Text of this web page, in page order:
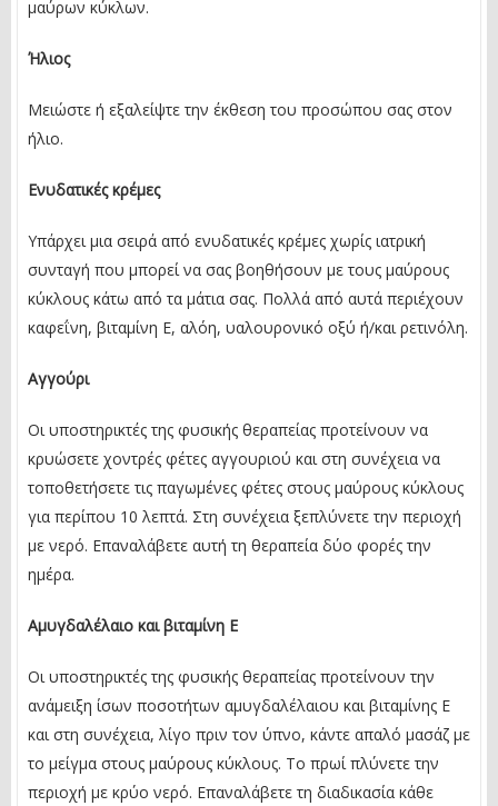
μαύρων κύκλων.
Ήλιος
Μειώστε ή εξαλείψτε την έκθεση του προσώπου σας στον
ήλιο.
Ενυδατικές κρέμες
Υπάρχει μια σειρά από ενυδατικές κρέμες χωρίς ιατρική
συνταγή που μπορεί να σας βοηθήσουν με τους μαύρους
κύκλους κάτω από τα μάτια σας. Πολλά από αυτά περιέχουν
καφεΐνη, βιταμίνη Ε, αλόη, υαλουρονικό οξύ ή/και ρετινόλη.
Αγγούρι
Οι υποστηρικτές της φυσικής θεραπείας προτείνουν να
κρυώσετε χοντρές φέτες αγγουριού και στη συνέχεια να
τοποθετήσετε τις παγωμένες φέτες στους μαύρους κύκλους
για περίπου 10 λεπτά. Στη συνέχεια ξεπλύνετε την περιοχή
με νερό. Επαναλάβετε αυτή τη θεραπεία δύο φορές την
ημέρα.
Αμυγδαλέλαιο και βιταμίνη Ε
Οι υποστηρικτές της φυσικής θεραπείας προτείνουν την
ανάμειξη ίσων ποσοτήτων αμυγδαλέλαιου και βιταμίνης Ε
και στη συνέχεια, λίγο πριν τον ύπνο, κάντε απαλό μασάζ με
το μείγμα στους μαύρους κύκλους. Το πρωί πλύνετε την
περιοχή με κρύο νερό. Επαναλάβετε τη διαδικασία κάθε